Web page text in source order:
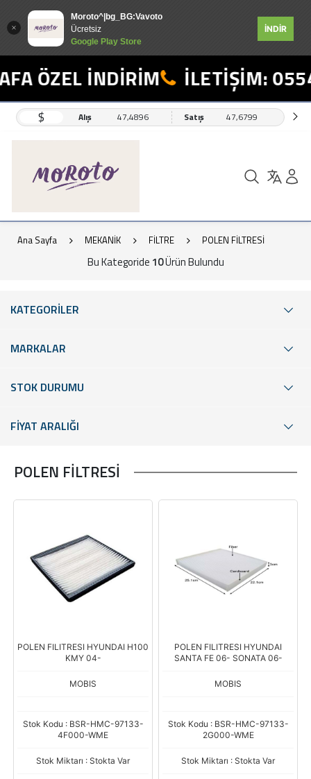
Moroto^|bg_BG:Vavoto
Ücretsiz
Google Play Store
İNDİR
ÖZEL İNDİRİM İLETİŞİM:
$ Alış 47,4896 Satış 47,6799
Ana Sayfa MEKANİK FİLTRE POLEN FİLTRESİ
Bu Kategoride 10Ürün Bulundu
KATEGORİLER
MARKALAR
STOK DURUMU
FİYAT ARALIĞI
POLEN FİLTRESİ
POLEN FILITRESI HYUNDAI H100
KMY 04-
MOBIS
Stok Kodu : BSR-HMC-97133-
4F000-WME
Stok Miktarı : Stokta Var
POLEN FILITRESI HYUNDAI
SANTA FE 06- SONATA 06-
MOBIS
Stok Kodu : BSR-HMC-97133-
2G000-WME
Stok Miktarı : Stokta Var